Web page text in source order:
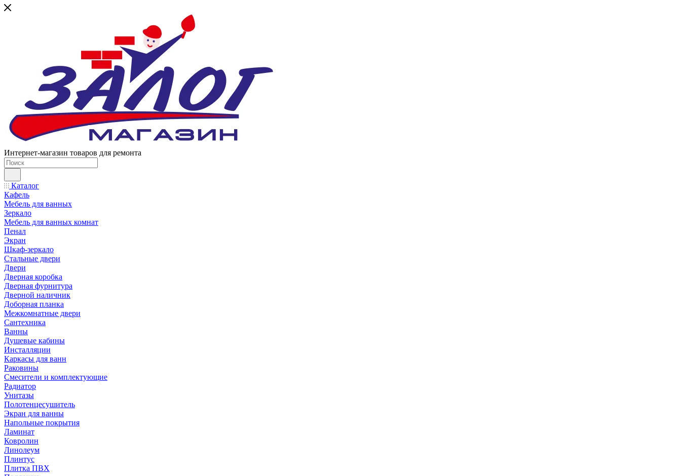
Интернет-магазин товаров для ремонта
Каталог
Кафель
Мебель для ванных
Зеркало
Мебель для ванных комнат
Пенал
Экран
Шкаф-зеркало
Стальные двери
Двери
Дверная коробка
Дверная фурнитура
Дверной наличник
Доборная планка
Межкомнатные двери
Сантехника
Ванны
Душевые кабины
Инсталляции
Каркасы для ванн
Раковины
Смесители и комплектующие
Радиатор
Унитазы
Полотенцесушитель
Экран для ванны
Напольные покрытия
Ламинат
Ковролин
Линолеум
Плинтус
Плитка ПВХ